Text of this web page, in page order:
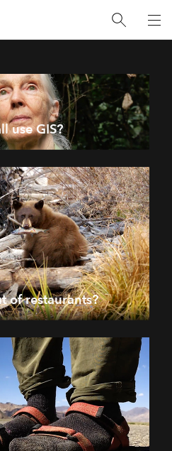
use GIS?
of restaurants?